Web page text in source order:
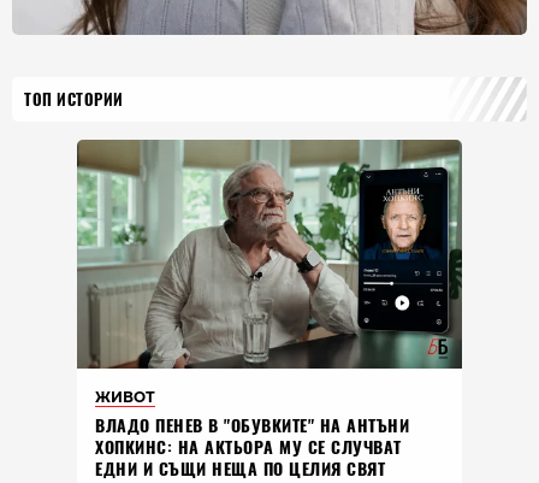
ТОП ИСТОРИИ
ЖИВОТ
ВЛАДO ПЕНЕВ В "ОБУВКИТЕ" НА АНТЪНИ
ХОПКИНС: НА АКТЬОРА МУ СЕ СЛУЧВАТ
ЕДНИ И СЪЩИ НЕЩА ПО ЦЕЛИЯ СВЯТ